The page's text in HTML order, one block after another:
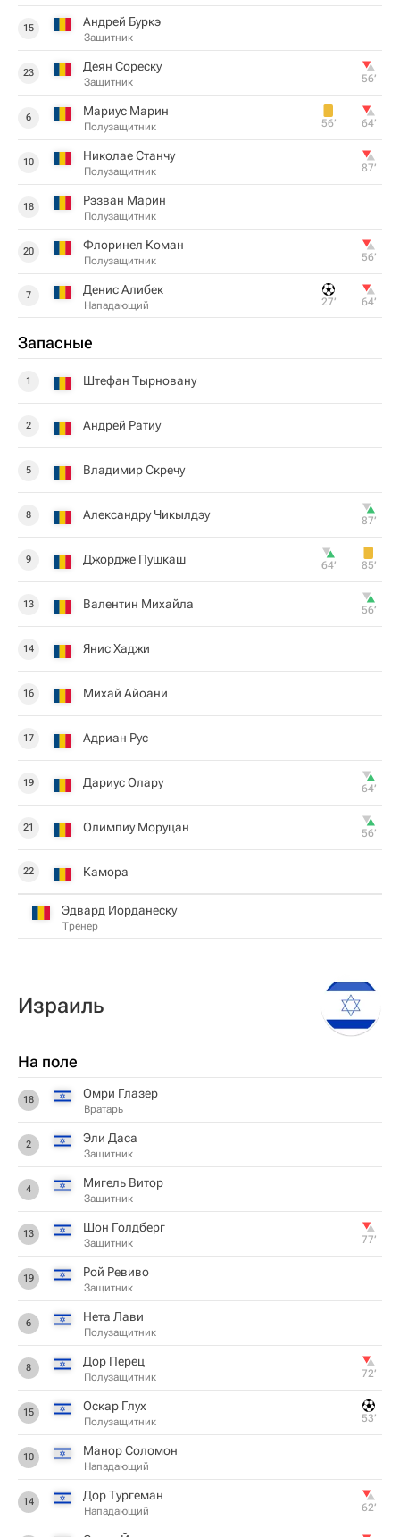
15 Андрей Буркэ
Защитник
23 Деян Сореску
Защитник 56‎’‎
6 Мариус Марин
Полузащитник 56‎’‎ 64‎’‎
10 Николае Станчу
Полузащитник 87‎’‎
18 Рэзван Марин
Полузащитник
20 Флоринел Коман
Полузащитник 56‎’‎
7 Денис Алибек
Нападающий 27‎’‎ 64‎’‎
Запасные
1 Штефан Тырновану
2 Андрей Ратиу
5 Владимир Скречу
8 Александру Чикылдэу 87‎’‎
9 Джордже Пушкаш 64‎’‎ 85‎’‎
13 Валентин Михайла 56‎’‎
14 Янис Хаджи
16 Михай Айоани
17 Адриан Рус
19 Дариус Олару 64‎’‎
21 Олимпиу Моруцан 56‎’‎
22 Камора
Эдвард Иорданеску
Тренер
Израиль
На поле
18 Омри Глазер
Вратарь
2 Эли Даса
Защитник
4 Мигель Витор
Защитник
13 Шон Голдберг
Защитник 77‎’‎
19 Рой Ревиво
Защитник
6 Нета Лави
Полузащитник
8 Дор Перец
Полузащитник 72‎’‎
15 Оскар Глух
Полузащитник 53‎’‎
10 Манор Соломон
Нападающий
14 Дор Тургеман
Нападающий 62‎’‎